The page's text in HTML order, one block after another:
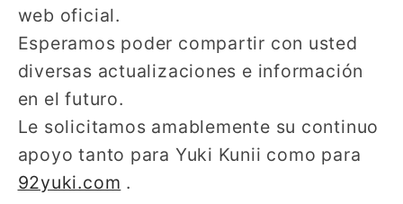
web oficial.
Esperamos poder compartir con usted
diversas actualizaciones e información
en el futuro.
Le solicitamos amablemente su continuo
apoyo tanto para Yuki Kunii como para
92yuki.com .